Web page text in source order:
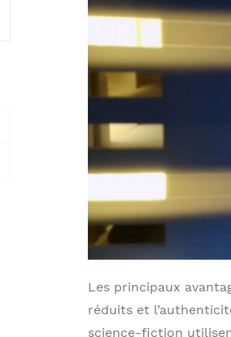
Les principaux
réduits et
science-fiction